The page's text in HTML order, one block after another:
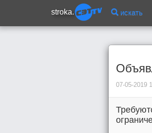
stroka. искать
07-05-2019